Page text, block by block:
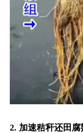
2. 加速秸秆还田